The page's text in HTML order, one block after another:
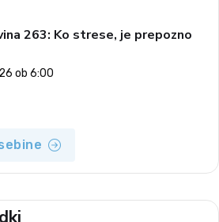
263: Ko strese, je prepozno
ob 6:00